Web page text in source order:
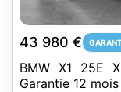
43 980 €
BMW X1 25E
Garantie 12 mois